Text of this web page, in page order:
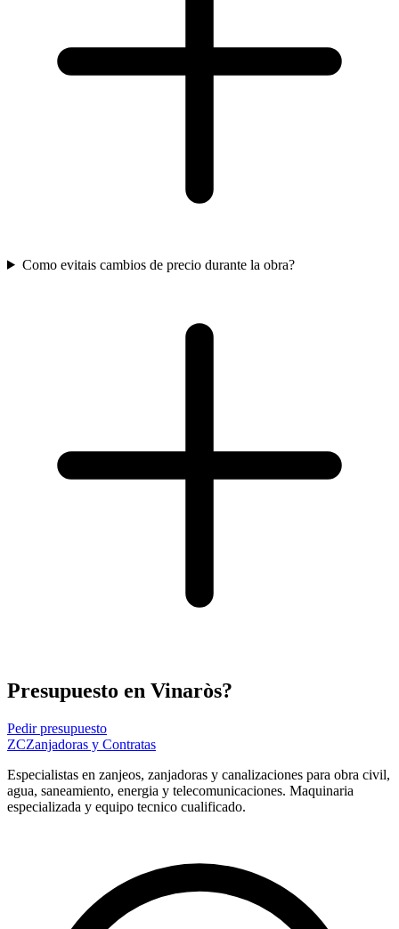
Como evitais cambios de precio durante la obra?
Presupuesto en Vinaròs?
Pedir presupuesto
ZCZanjadoras y Contratas
Especialistas en zanjeos, zanjadoras y canalizaciones para obra civil,
agua, saneamiento, energia y telecomunicaciones. Maquinaria
especializada y equipo tecnico cualificado.